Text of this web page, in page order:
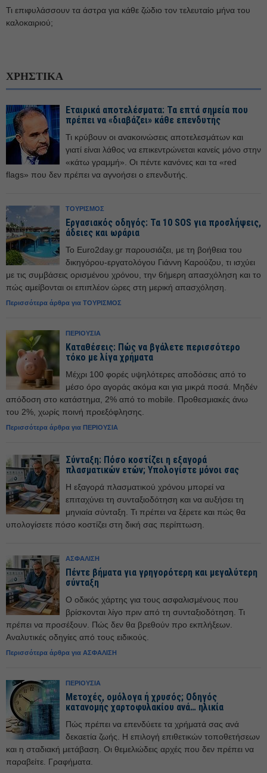
Τι επιφυλάσσουν τα άστρα για κάθε ζώδιο τον τελευταίο μήνα του
καλοκαιριού;
ΧΡΗΣΤΙΚΑ
Εταιρικά αποτελέσματα: Τα επτά σημεία που
πρέπει να «διαβάζει» κάθε επενδυτής
Τι κρύβουν οι ανακοινώσεις αποτελεσμάτων και
γιατί είναι λάθος να επικεντρώνεται κανείς μόνο στην
«κάτω γραμμή». Οι πέντε κανόνες και τα «red
flags» που δεν πρέπει να αγνοήσει ο επενδυτής.
ΤΟΥΡΙΣΜΟΣ
Εργασιακός οδηγός: Τα 10 SOS για προσλήψεις,
άδειες και ωράρια
Το Εuro2day.gr παρουσιάζει, με τη βοήθεια του
δικηγόρου-εργατολόγου Γιάννη Καρούζου, τι ισχύει
με τις συμβάσεις ορισμένου χρόνου, την 6ήμερη απασχόληση και το
πώς αμείβονται οι επιπλέον ώρες στη μερική απασχόληση.
Περισσότερα άρθρα για ΤΟΥΡΙΣΜΟΣ
ΠΕΡΙΟΥΣΙΑ
Καταθέσεις: Πώς να βγάλετε περισσότερο
τόκο με λίγα χρήματα
Μέχρι 100 φορές υψηλότερες αποδόσεις από το
μέσο όρο αγοράς ακόμα και για μικρά ποσά. Μηδέν
απόδοση στο κατάστημα, 2% από το mobile. Προθεσμιακές άνω
του 2%, χωρίς ποινή προεξόφλησης.
Περισσότερα άρθρα για ΠΕΡΙΟΥΣΙΑ
Σύνταξη: Πόσο κοστίζει η εξαγορά
πλασματικών ετών; Υπολογίστε μόνοι σας
Η εξαγορά πλασματικού χρόνου μπορεί να
επιταχύνει τη συνταξιοδότηση και να αυξήσει τη
μηνιαία σύνταξη. Τι πρέπει να ξέρετε και πώς θα
υπολογίσετε πόσο κοστίζει στη δική σας περίπτωση.
ΑΣΦΑΛΙΣΗ
Πέντε βήματα για γρηγορότερη και μεγαλύτερη
σύνταξη
Ο οδικός χάρτης για τους ασφαλισμένους που
βρίσκονται λίγο πριν από τη συνταξιοδότηση. Τι
πρέπει να προσέξουν. Πώς δεν θα βρεθούν προ εκπλήξεων.
Αναλυτικές οδηγίες από τους ειδικούς.
Περισσότερα άρθρα για ΑΣΦΑΛΙΣΗ
ΠΕΡΙΟΥΣΙΑ
Μετοχές, ομόλογα ή χρυσός; Οδηγός
κατανομής χαρτοφυλακίου ανά… ηλικία
Πώς πρέπει να επενδύετε τα χρήματά σας ανά
δεκαετία ζωής. Η επιλογή επιθετικών τοποθετήσεων
και η σταδιακή μετάβαση. Οι θεμελιώδεις αρχές που δεν πρέπει να
παραβείτε. Γραφήματα.